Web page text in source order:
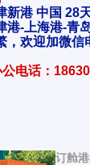
新港 中国 28
港-上海港-青
，欢迎加微信
电话：
订舱